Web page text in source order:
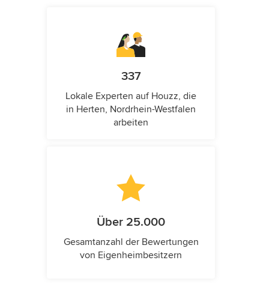
337
Lokale Experten auf Houzz, die
in Herten, Nordrhein-Westfalen
arbeiten
Über 25.000
Gesamtanzahl der Bewertungen
von Eigenheimbesitzern